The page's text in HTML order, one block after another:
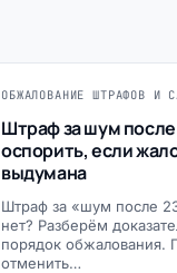
ОБЖАЛОВАНИЕ ШТРАФОВ И
Штраф за шум
оспорить, если
выдумана
Штраф за «шум после
нет? Разберём
порядок обжалования.
отменить…